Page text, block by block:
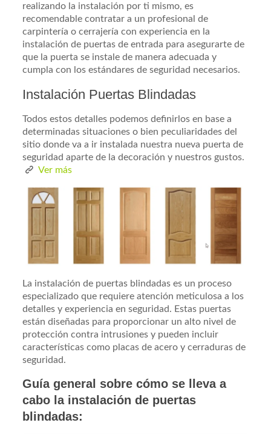
realizando la instalación por ti mismo, es
recomendable contratar a un profesional de
carpintería o cerrajería con experiencia en la
instalación de puertas de entrada para asegurarte de
que la puerta se instale de manera adecuada y
cumpla con los estándares de seguridad necesarios.
Instalación Puertas Blindadas
Todos estos detalles podemos definirlos en base a
determinadas situaciones o bien peculiaridades del
sitio donde va a ir instalada nuestra nueva puerta de
seguridad aparte de la decoración y nuestros gustos.
Ver más
La instalación de puertas blindadas es un proceso
especializado que requiere atención meticulosa a los
detalles y experiencia en seguridad. Estas puertas
están diseñadas para proporcionar un alto nivel de
protección contra intrusiones y pueden incluir
características como placas de acero y cerraduras de
seguridad.
Guía general sobre cómo se lleva a
cabo la instalación de puertas
blindadas: